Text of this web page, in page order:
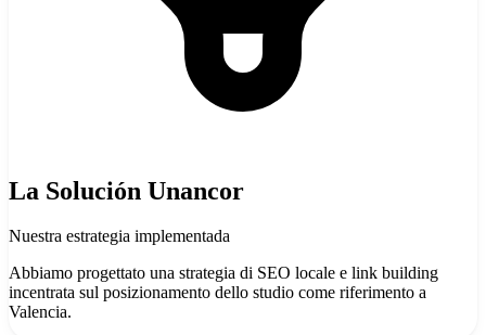
La Solución Unancor
Nuestra estrategia implementada
Abbiamo progettato una strategia di SEO locale e link building
incentrata sul posizionamento dello studio come riferimento a
Valencia.